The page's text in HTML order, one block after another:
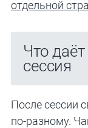
отдельной
Что
сессия
После сессии
по-разному.